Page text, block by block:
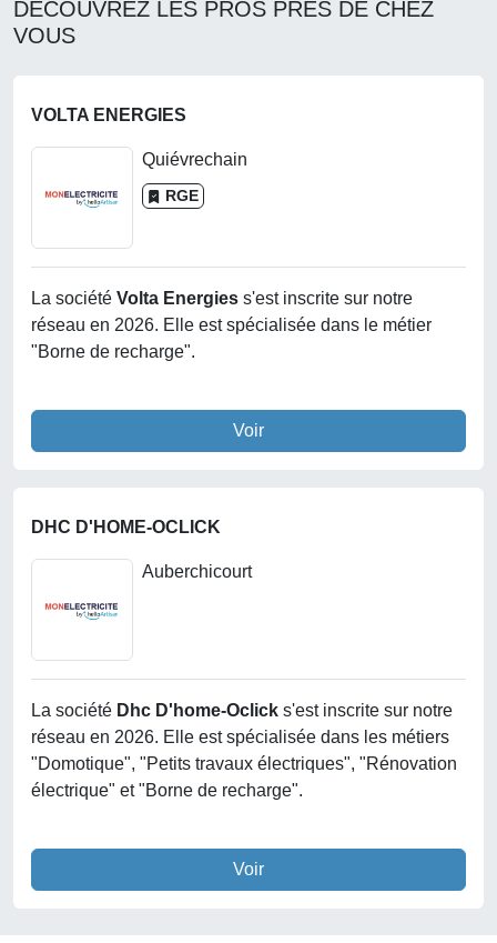
DÉCOUVREZ LES PROS PRÉS DE CHEZ
VOUS
VOLTA ENERGIES
Quiévrechain
RGE
La société Volta Energies s'est inscrite sur notre
réseau en 2026. Elle est spécialisée dans le métier
"Borne de recharge".
Voir
DHC D'HOME-OCLICK
Auberchicourt
La société Dhc D'home-Oclick s'est inscrite sur notre
réseau en 2026. Elle est spécialisée dans les métiers
"Domotique", "Petits travaux électriques", "Rénovation
électrique" et "Borne de recharge".
Voir